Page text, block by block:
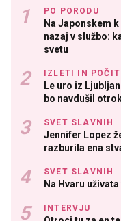
PO PORODU
Na Japonskem
nazaj v službo:
svetu
IZLETI IN
Le uro iz
bo navdušil
SVET SLAVNIH
Jennifer Lopez
razburila ena
SVET SLAVNIH
Na Hvaru
INTERVJU